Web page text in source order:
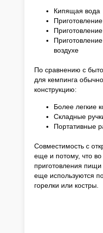
Кипящая вода
воздухе
По сравнению с
для кемпинга
конструкцию:
Более легкие
Складные
Портативные
Совместимость с
еще и потому, что
приготовления
еще используются
горелки или костры.